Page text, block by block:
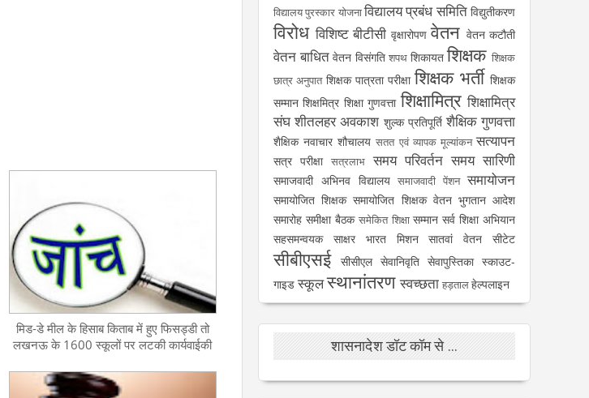
मिड-डे मील के हिसाब किताब में हुए फिसड्डी तो
लखनऊ के 1600 स्कूलों पर लटकी कार्यवाईकी
विद्यालय पुरस्कार योजनाविद्यालय प्रबंध समिति विद्युतीकरण
विरोध विशिष्ट बीटीसी वृक्षारोपण वेतन वेतन कटौती
वेतन बाधित वेतन विसंगति शपथ शिकायत शिक्षक शिक्षक
छात्र अनुपात शिक्षक पात्रता परीक्षा शिक्षक भर्ती शिक्षक
सम्मान शिक्षमित्र शिक्षा गुणवत्ता शिक्षामित्र शिक्षामित्र
संघ शीतलहर अवकाश शुल्क प्रतिपूर्ति शैक्षिक गुणवत्ता
शैक्षिक नवाचार शौचालय सतत एवं व्यापक मूल्यांकन सत्यापन
सत्र परीक्षा सत्रलाभ समय परिवर्तन समय सारिणी
समाजवादी अभिनव विद्यालय समाजवादी पेंशन समायोजन
समायोजित शिक्षक समायोजित शिक्षक वेतन भुगतान आदेश
समारोह समीक्षा बैठक समेकित शिक्षा सम्मान सर्व शिक्षा अभियान
सहसमन्वयक
साक्षर भारत मिशन सातवां वेतन सीटेट
सीबीएसई सीसीएल सेवानिवृति सेवापुस्तिका स्काउट-
गाइड स्कूलस्थानांतरण स्वच्छता हड़तालहेल्पलाइन
शासनादेश डॉट कॉम से ...